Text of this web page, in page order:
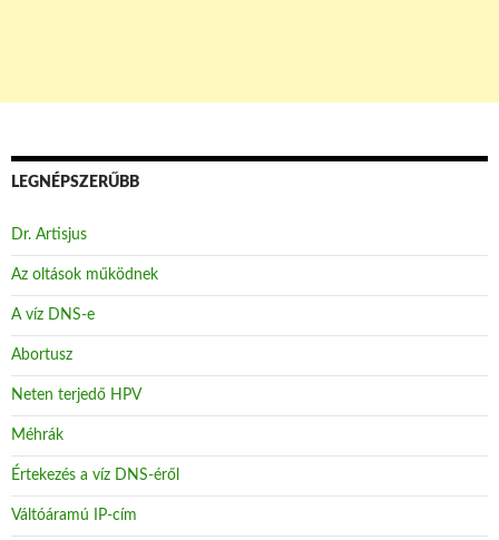
LEGNÉPSZERŰBB
Dr. Artisjus
Az oltások működnek
A víz DNS-e
Abortusz
Neten terjedő HPV
Méhrák
Értekezés a víz DNS-éről
Váltóáramú IP-cím